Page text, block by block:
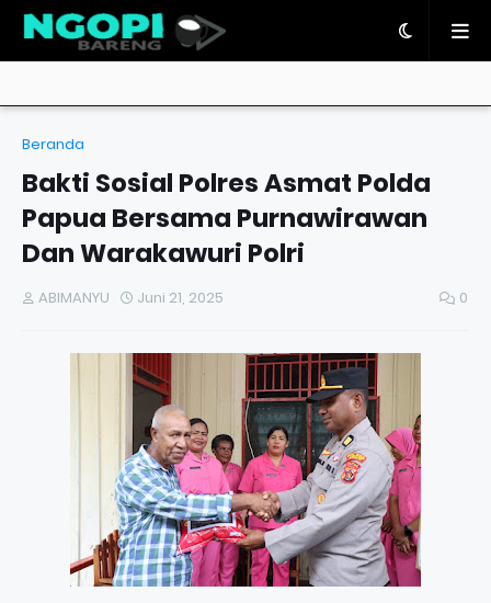
Beranda
Bakti Sosial Polres Asmat Polda
Papua Bersama Purnawirawan
Dan Warakawuri Polri
ABIMANYU Juni 21, 2025 0